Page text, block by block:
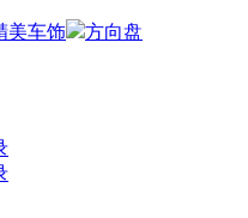
美车饰 方向盘